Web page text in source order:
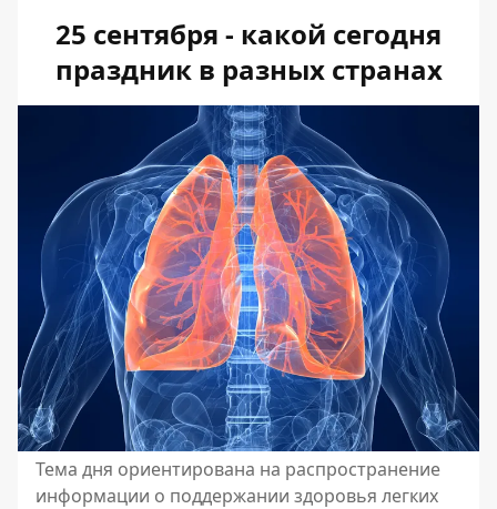
25 сентября - какой сегодня
праздник в разных странах
Тема дня ориентирована на распространение
информации о поддержании здоровья легких